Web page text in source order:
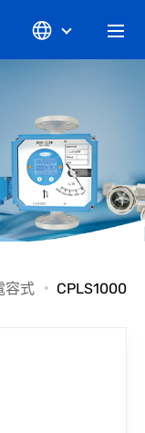
容式 CPLS1000